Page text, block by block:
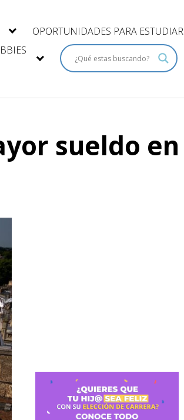
OPORTUNIDADES PARA ESTUDIAR
sueldo en